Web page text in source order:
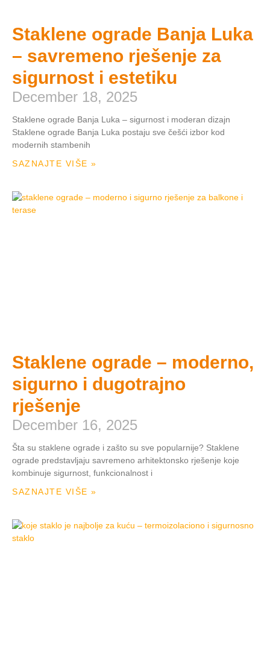
Staklene ograde Banja Luka
– savremeno rješenje za
sigurnost i estetiku
December 18, 2025
Staklene ograde Banja Luka – sigurnost i moderan dizajn
Staklene ograde Banja Luka postaju sve češći izbor kod
modernih stambenih
SAZNAJTE VIŠE »
Staklene ograde – moderno,
sigurno i dugotrajno
rješenje
December 16, 2025
Šta su staklene ograde i zašto su sve popularnije? Staklene
ograde predstavljaju savremeno arhitektonsko rješenje koje
kombinuje sigurnost, funkcionalnost i
SAZNAJTE VIŠE »